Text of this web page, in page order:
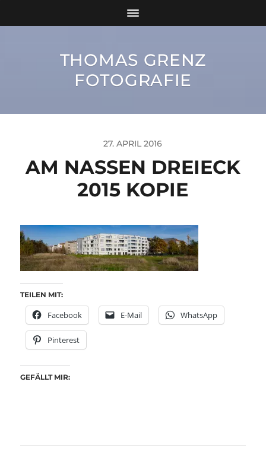
THOMAS GRENZ
FOTOGRAFIE
27. APRIL 2016
AM NASSEN DREIECK
2015 KOPIE
TEILEN MIT:
Facebook E-Mail WhatsApp
Pinterest
GEFÄLLT MIR: